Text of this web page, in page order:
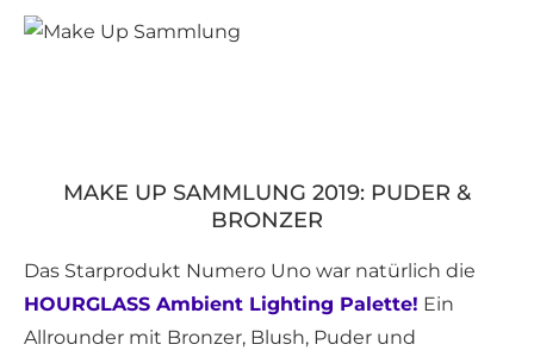
MAKE UP SAMMLUNG 2019: PUDER &
BRONZER
Das Starprodukt Numero Uno war natürlich die
HOURGLASS Ambient Lighting Palette! Ein
Allrounder mit Bronzer, Blush, Puder und